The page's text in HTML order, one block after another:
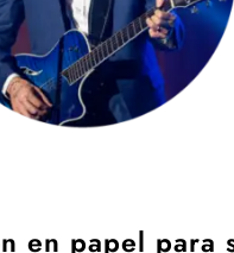
en papel para